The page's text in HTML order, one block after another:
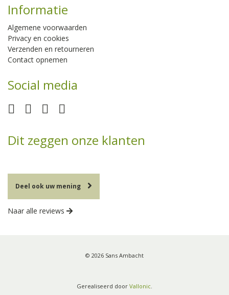
Informatie
Algemene voorwaarden
Privacy en cookies
Verzenden en retourneren
Contact opnemen
Social media
Dit zeggen onze klanten
Deel ook uw mening
Naar alle reviews
© 2026 Sans Ambacht
Gerealiseerd door Vallonic